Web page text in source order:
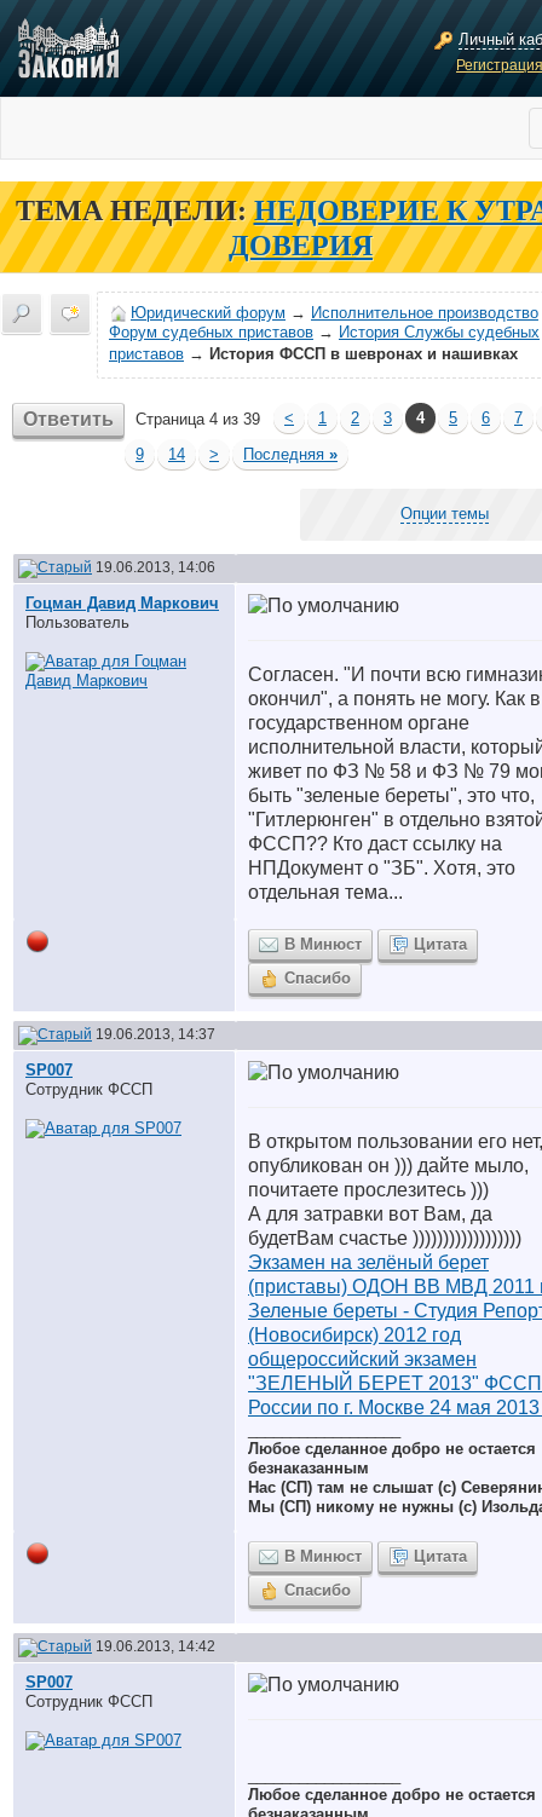
Личный
ТЕМА НЕДЕЛИ: НЕДОВЕРИЕ К
ДОВЕРИЯ
Юридический форум → Исполнительное производство
Форум судебных приставов → История Службы судебных
приставов → История ФССП в шевронах и нашивках
Ответить Страница 4 из 39 < 1 2 3 4 5 6
7
9
14 > Последняя »
Опции темы
19.06.2013, 14:06
Гоцман Давид Маркович
Пользователь
Согласен. "И почти всю
окончил", а понять не могу. Как в
государственном органе
исполнительной власти,
живет по ФЗ № 58 и ФЗ № 79
быть "зеленые береты", это что,
"Гитлерюнген" в отдельно
ФССП?? Кто даст ссылку на
НПДокумент о "ЗБ". Хотя, это
отдельная тема...
В Минюст
Цитата
Спасибо
19.06.2013, 14:37
SP007
Сотрудник ФССП
В открытом пользовании его
опубликован он ))) дайте мыло,
почитаете прослезитесь )))
А для затравки вот Вам, да
будетВам счастье ))))))))))))))))))
Экзамен на зелёный берет
(приставы) ОДОН ВВ МВД 2011
Зеленые береты - Студия
(Новосибирск) 2012 год
общероссийский экзамен
"ЗЕЛЕНЫЙ БЕРЕТ 2013" ФССП
России по г. Москве 24 мая 2013
Любое сделанное добро не остается
безнаказанным
Нас (СП) там не слышат (с)
Мы (СП) никому не нужны (с)
В Минюст
Цитата
Спасибо
19.06.2013, 14:42
SP007
Сотрудник ФССП
Любое сделанное добро не остается